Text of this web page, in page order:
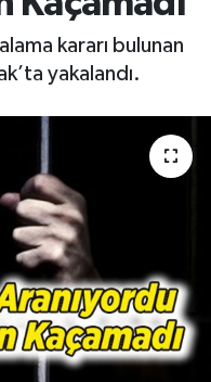
kararı bulunan
yakalandı.